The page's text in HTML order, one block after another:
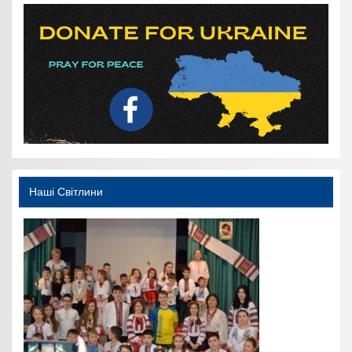
Наші Світлини